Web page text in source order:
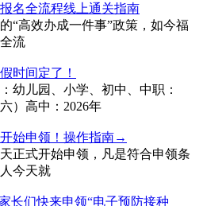
名全流程线上通关指南
“高效办成一件事”政策，如今福
流
时间定了！
幼儿园、小学、初中、中职：
）高中：2026年
始申领！操作指南→
正式开始申领，凡是符合申领条
今天就
长们快来申领“电子预防接种